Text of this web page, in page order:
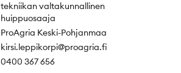
tekniikan valtakunnallinen
huippuosaaja
ProAgria Keski-Pohjanmaa
kirsi.leppikorpi@proagria.fi
0400 367 656